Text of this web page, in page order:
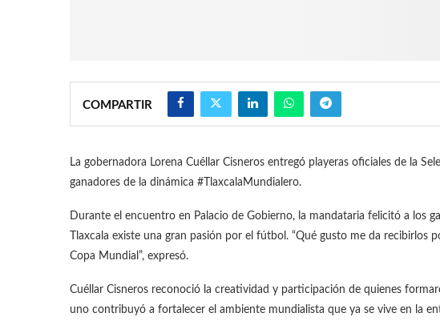
COMPARTIR
La gobernadora Lorena Cuéllar Cisneros entregó playeras oficiales de la
ganadores de la dinámica #TlaxcalaMundialero.
Durante el encuentro en Palacio de Gobierno, la mandataria felicitó a los
Tlaxcala existe una gran pasión por el fútbol. “Qué gusto me da recibirlos
Copa Mundial”, expresó.
Cuéllar Cisneros reconoció la creatividad y participación de quienes
uno contribuyó a fortalecer el ambiente mundialista que ya se vive en la